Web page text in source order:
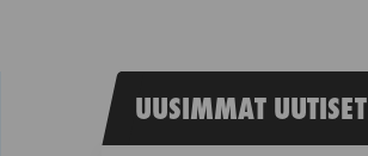
UUSIMMAT UUTISET